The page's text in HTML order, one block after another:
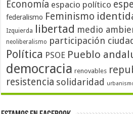
Economía espacio político
federalismo Feminismo
Izquierda libertad medio
neoliberalismo participación
Política PSOE Pueblo
democracia renovables
resistencia solidaridad